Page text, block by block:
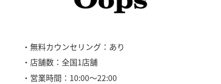
・無料カウンセリング：あり
・店舗数：全国1店舗
・営業時間：10:00～22:00